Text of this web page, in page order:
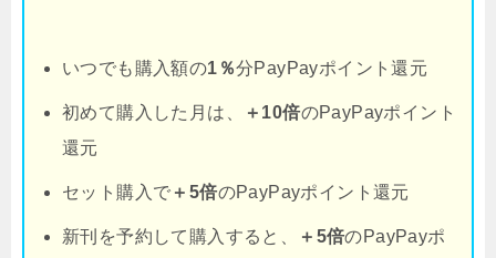
いつでも購入額の1％分PayPayポイント還元
初めて購入した月は、 ＋10倍のPayPayポイント
還元
セット購入で ＋5倍のPayPayポイント還元
新刊を予約して購入すると、 ＋5倍のPayPayポ